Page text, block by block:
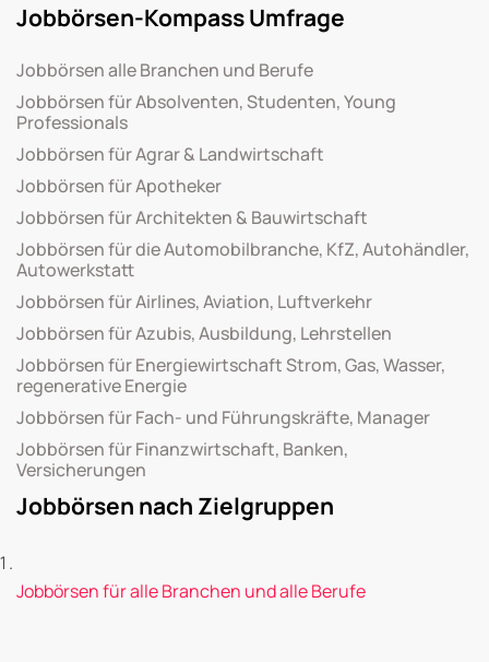
Jobbörsen-Kompass Umfrage
Jobbörsen alle Branchen und Berufe
Jobbörsen für Absolventen, Studenten, Young
Professionals
Jobbörsen für Agrar & Landwirtschaft
Jobbörsen für Apotheker
Jobbörsen für Architekten & Bauwirtschaft
Jobbörsen für die Automobilbranche, KfZ, Autohändler,
Autowerkstatt
Jobbörsen für Airlines, Aviation, Luftverkehr
Jobbörsen für Azubis, Ausbildung, Lehrstellen
Jobbörsen für Energiewirtschaft Strom, Gas, Wasser,
regenerative Energie
Jobbörsen für Fach- und Führungskräfte, Manager
Jobbörsen für Finanzwirtschaft, Banken,
Versicherungen
Jobbörsen nach Zielgruppen
Jobbörsen für alle Branchen und alle Berufe